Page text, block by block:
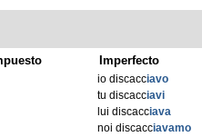
Imperfecto
io discacciavo
tu discacciavi
lui discacciava
noi discacciavamo